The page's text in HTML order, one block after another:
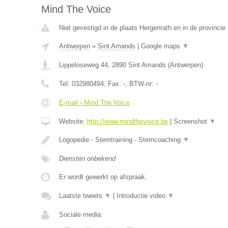
Mind The Voice
Niet gevestigd in de plaats Hergenrath en in de provincie
Antwerpen» Sint Amands Google maps ▼
Lippeloseweg 44, 2890 Sint Amands (Antwerpen)
Tel: 032980494, Fax: -, BTW-nr: -
E-mail › Mind The Voice
Website: http://www.mindthevoice.be| Screenshot ▼
Logopedie - Stemtraining - Stemcoaching ▼
Diensten onbekend
Er wordt gewerkt op afspraak.
Laatste tweets ▼ Introductie video ▼
Sociale media: